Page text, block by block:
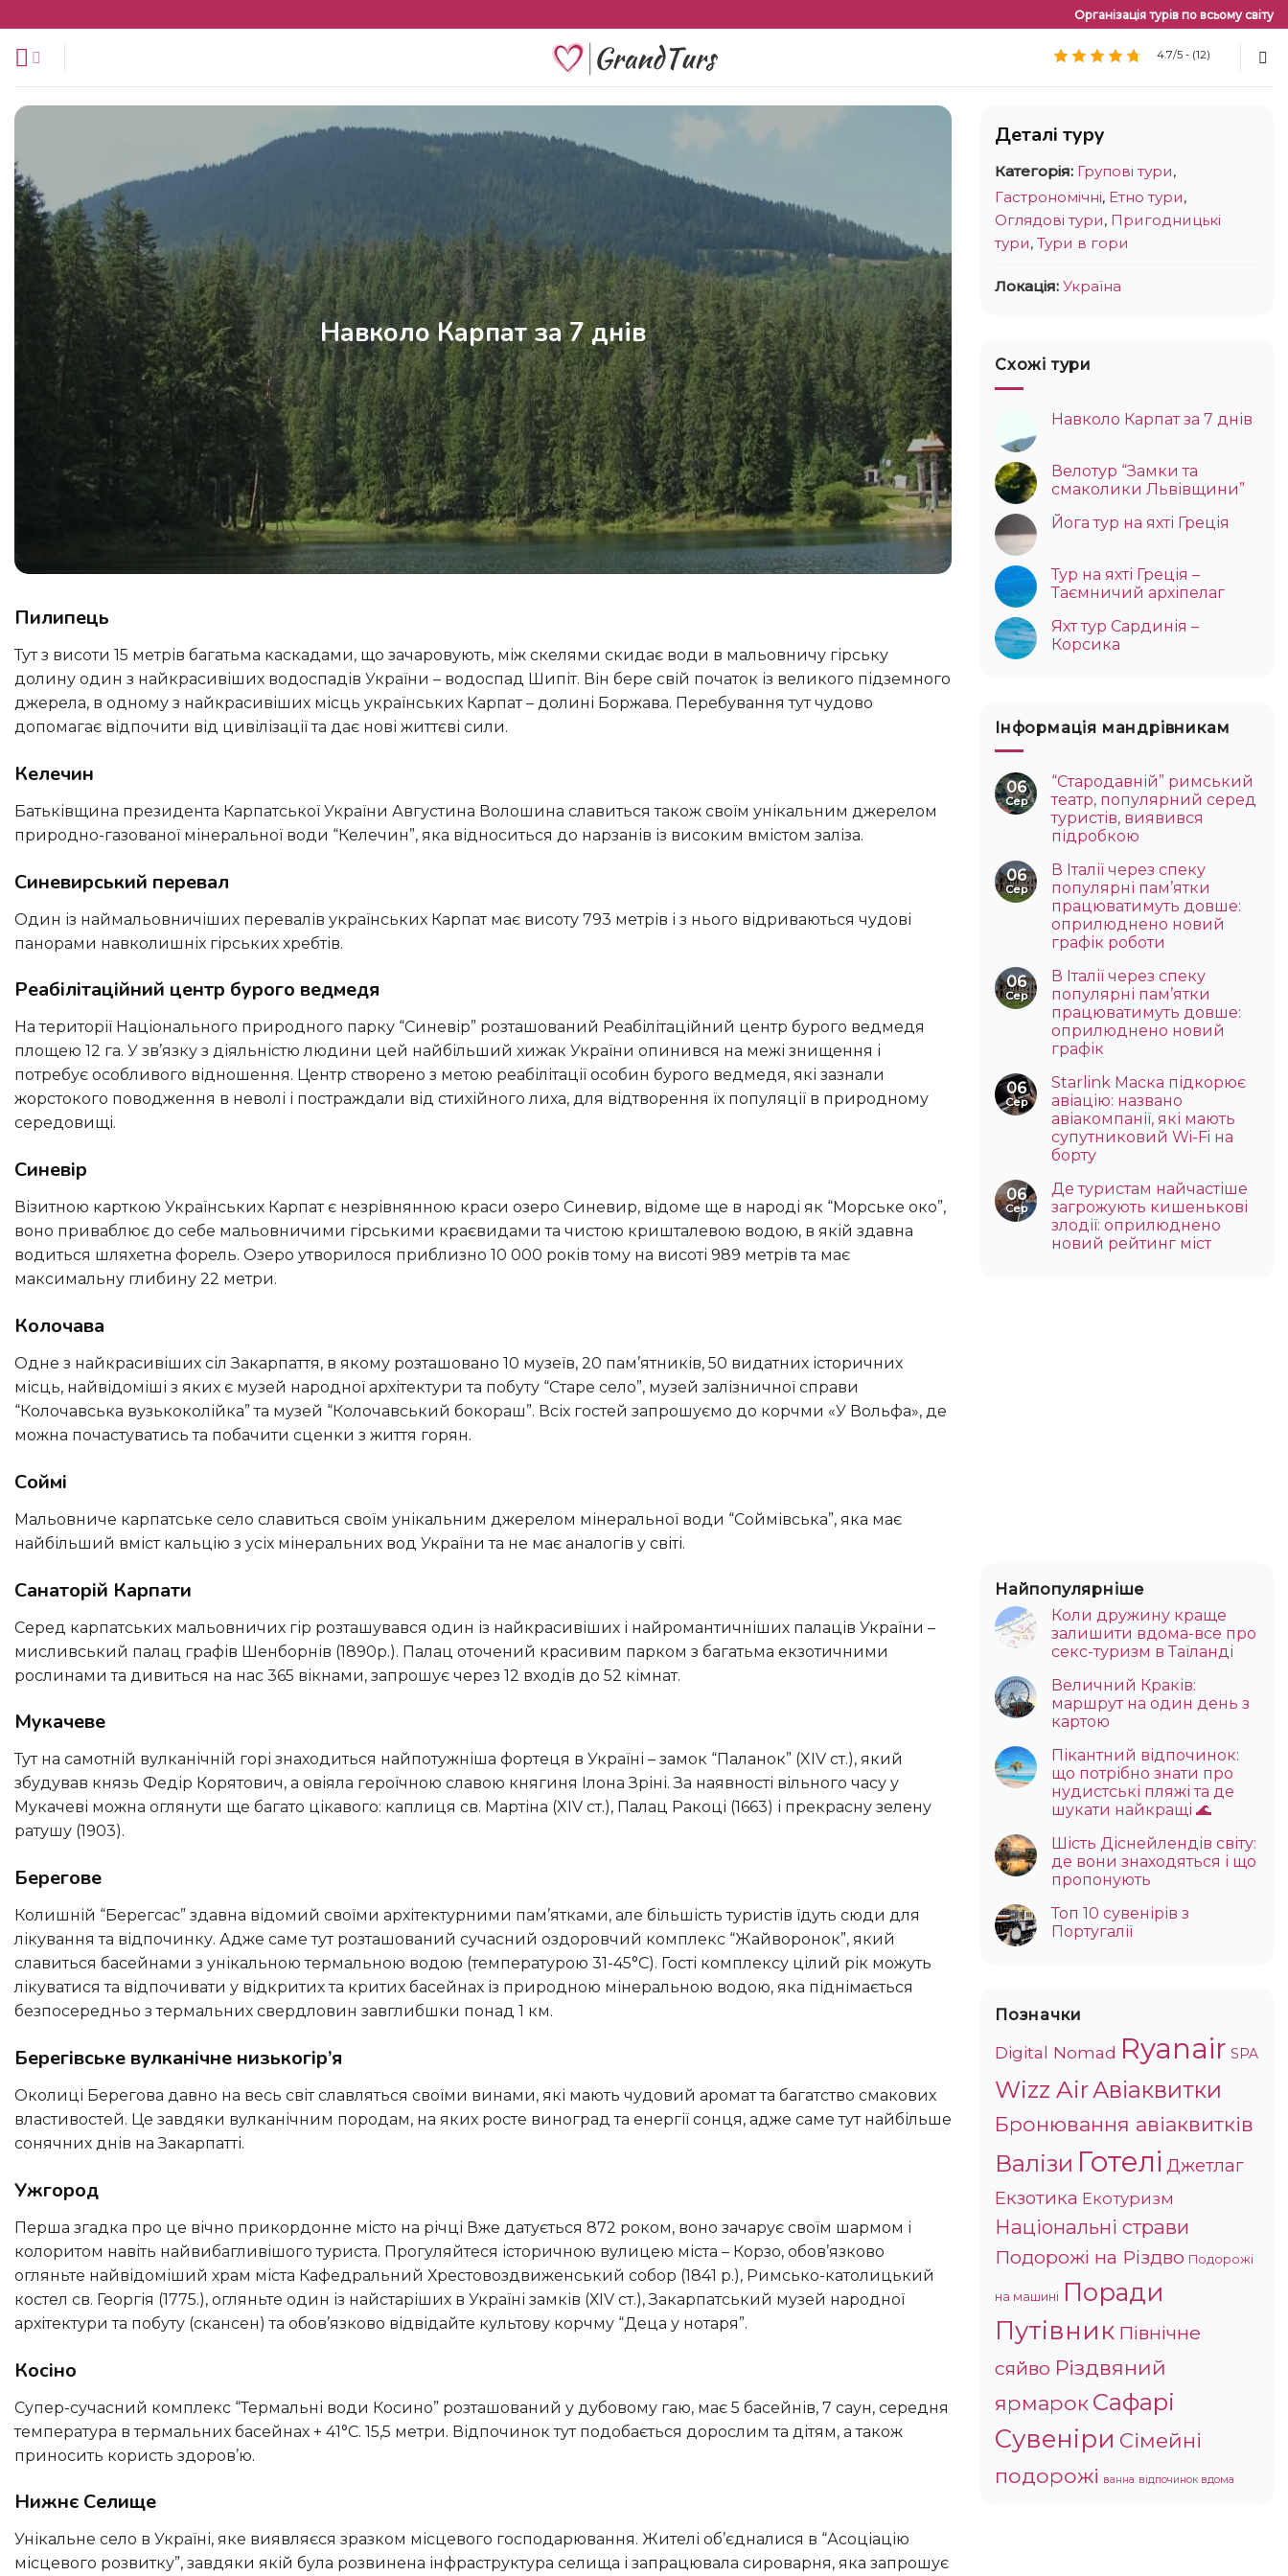
змісту
Організація турів по всьому світу
4.7/5 - (12)
Навколо Карпат за 7 днів
Пилипець
Тут з висоти 15 метрів багатьма каскадами, що зачаровують, між скелями скидає води в мальовничу гірську
долину один з найкрасивіших водоспадів України – водоспад Шипіт. Він бере свій початок із великого підземного
джерела, в одному з найкрасивіших місць українських Карпат – долині Боржава. Перебування тут чудово
допомагає відпочити від цивілізації та дає нові життєві сили.
Келечин
Батьківщина президента Карпатської України Августина Волошина славиться також своїм унікальним джерелом
природно-газованої мінеральної води “Келечин”, яка відноситься до нарзанів із високим вмістом заліза.
Синевирський перевал
Один із наймальовничіших перевалів українських Карпат має висоту 793 метрів і з нього відриваються чудові
панорами навколишніх гірських хребтів.
Реабілітаційний центр бурого ведмедя
На території Національного природного парку “Синевір” розташований Реабілітаційний центр бурого ведмедя
площею 12 га. У зв’язку з діяльністю людини цей найбільший хижак України опинився на межі знищення і
потребує особливого відношення. Центр створено з метою реабілітації особин бурого ведмедя, які зазнали
жорстокого поводження в неволі і постраждали від стихійного лиха, для відтворення їх популяції в природному
середовищі.
Синевір
Візитною карткою Українських Карпат є незрівнянною краси озеро Синевир, відоме ще в народі як “Морське око”,
воно приваблює до себе мальовничими гірськими краєвидами та чистою кришталевою водою, в якій здавна
водиться шляхетна форель. Озеро утворилося приблизно 10 000 років тому на висоті 989 метрів та має
максимальну глибину 22 метри.
Колочава
Одне з найкрасивіших сіл Закарпаття, в якому розташовано 10 музеїв, 20 пам’ятників, 50 видатних історичних
місць, найвідоміші з яких є музей народної архітектури та побуту “Старе село”, музей залізничної справи
“Колочавська вузькоколійка” та музей “Колочавський бокораш”. Всіх гостей запрошуємо до корчми «У Вольфа», де
можна почастуватись та побачити сценки з життя горян.
Соймі
Мальовниче карпатське село славиться своїм унікальним джерелом мінеральної води “Соймівська”, яка має
найбільший вміст кальцію з усіх мінеральних вод України та не має аналогів у світі.
Санаторій Карпати
Серед карпатських мальовничих гір розташувався один із найкрасивіших і найромантичніших палаців України –
мисливський палац графів Шенборнів (1890р.). Палац оточений красивим парком з багатьма екзотичними
рослинами та дивиться на нас 365 вікнами, запрошує через 12 входів до 52 кімнат.
Мукачеве
Тут на самотній вулканічній горі знаходиться найпотужніша фортеця в Україні – замок “Паланок” (XIV ст.), який
збудував князь Федір Корятович, а овіяла героїчною славою княгиня Ілона Зріні. За наявності вільного часу у
Мукачеві можна оглянути ще багато цікавого: каплиця св. Мартіна (XIV ст.), Палац Ракоці (1663) і прекрасну зелену
ратушу (1903).
Берегове
Колишній “Берегсас” здавна відомий своїми архітектурними пам’ятками, але більшість туристів їдуть сюди для
лікування та відпочинку. Адже саме тут розташований сучасний оздоровчий комплекс “Жайворонок”, який
славиться басейнами з унікальною термальною водою (температурою 31-45°С). Гості комплексу цілий рік можуть
лікуватися та відпочивати у відкритих та критих басейнах із природною мінеральною водою, яка піднімається
безпосередньо з термальних свердловин завглибшки понад 1 км.
Берегівське вулканічне низькогір’я
Околиці Берегова давно на весь світ славляться своїми винами, які мають чудовий аромат та багатство смакових
властивостей. Це завдяки вулканічним породам, на яких росте виноград та енергії сонця, адже саме тут найбільше
сонячних днів на Закарпатті.
Ужгород
Перша згадка про це вічно прикордонне місто на річці Вже датується 872 роком, воно зачарує своїм шармом і
колоритом навіть найвибагливішого туриста. Прогуляйтеся історичною вулицею міста – Корзо, обов’язково
огляньте найвідоміший храм міста Кафедральний Хрестовоздвиженський собор (1841 р.), Римсько-католицький
костел св. Георгія (1775.), огляньте один із найстаріших в Україні замків (ХIV ст.), Закарпатський музей народної
архітектури та побуту (скансен) та обов’язково відвідайте культову корчму “Деца у нотаря”.
Косіно
Супер-сучасний комплекс “Термальні води Косино” розташований у дубовому гаю, має 5 басейнів, 7 саун, середня
температура в термальних басейнах + 41°C. 15,5 метри. Відпочинок тут подобається дорослим та дітям, а також
приносить користь здоров’ю.
Нижнє Селище
Унікальне село в Україні, яке виявляєся зразком місцевого господарювання. Жителі об’єдналися в “Асоціацію
місцевого розвитку”, завдяки якій була розвинена інфраструктура селища і запрацювала сироварня, яка запрошує
Деталі туру
Категорія: Групові тури,
Гастрономічні, Етно тури,
Оглядові тури, Пригодницькі
тури, Тури в гори
Локація: Україна
Схожі тури
Навколо Карпат за 7 днів
Велотур “Замки та
смаколики Львівщини”
Йога тур на яхті Греція
Тур на яхті Греція –
Таємничий архіпелаг
Яхт тур Сардинія –
Корсика
Інформація мандрівникам
06
Сер
“Стародавній” римський
театр, популярний серед
туристів, виявився
підробкою
06
Сер
В Італії через спеку
популярні пам’ятки
працюватимуть довше:
оприлюднено новий
графік роботи
06
Сер
В Італії через спеку
популярні пам’ятки
працюватимуть довше:
оприлюднено новий
графік
06
Сер
Starlink Маска підкорює
авіацію: названо
авіакомпанії, які мають
супутниковий Wi-Fi на
борту
06
Сер
Де туристам найчастіше
загрожують кишенькові
злодії: оприлюднено
новий рейтинг міст
Найпопулярніше
Коли дружину краще
залишити вдома-все про
секс-туризм в Таїланді
Величний Краків:
маршрут на один день з
картою
Пікантний відпочинок:
що потрібно знати про
нудистські пляжі та де
шукати найкращі 🌊
Шість Діснейлендів світу:
де вони знаходяться і що
пропонують
Топ 10 сувенірів з
Португалії
Позначки
Digital Nomad Ryanair SPA
Wizz AirАвіаквитки
Бронювання авіаквитків
Валізи Готелі Джетлаг
Екзотика Екотуризм
Національні страви
Подорожі на Різдво Подорожі
на машині Поради
Путівник Північне
сяйво Різдвяний
ярмарокСафарі
Сувеніри Сімейні
подорожі ванна відпочинок вдома